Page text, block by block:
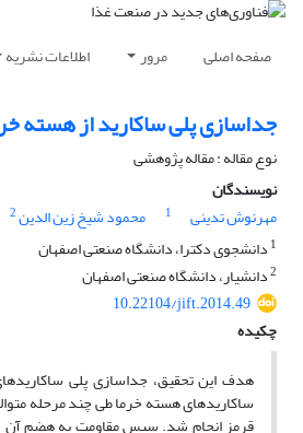
صفحه اصلی مرور اطلاعات نشریه
جداسازی پلی ساکارید از هسته
نوع مقاله : مقاله پژوهشی
نویسندگان
مهرنوش تدینی
1 محمود شیخ زین الدین2
1 دانشجوی دکترا، دانشگاه صنعتی اصفهان
2دانشیار، دانشگاه صنعتی اصفهان
10.22104/jift.2014.49
چکیده
هدف این تحقیق، جداسازی پلی
ساکاریدهای هسته خرما طی چند مرحله